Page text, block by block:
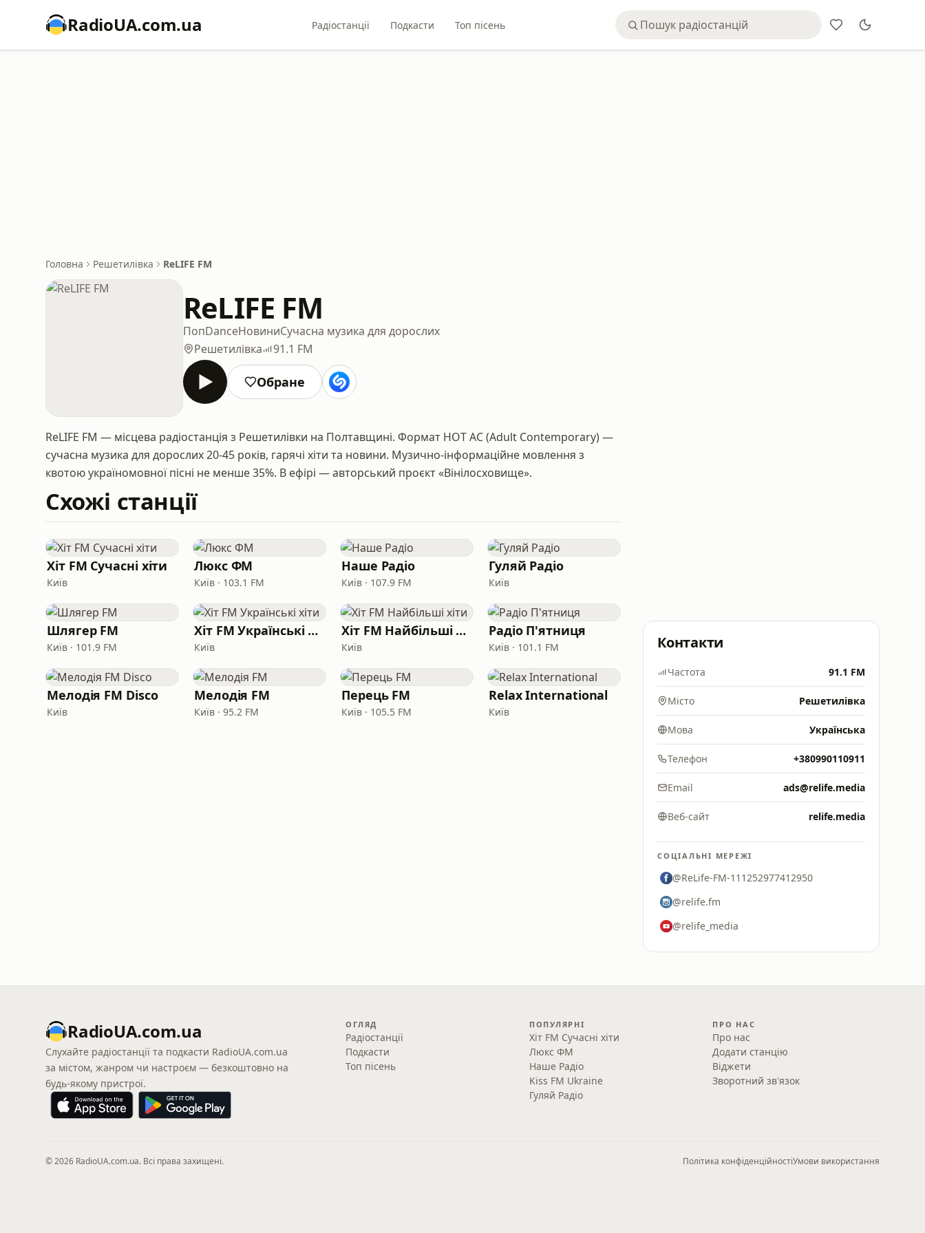
RadioUA.com.ua Радіостанції Подкасти Топ пісень
Головна Решетилівка ReLIFE FM
ReLIFE FM
ПопDanceНовиниСучасна музика для дорослих
Решетилівка
91.1 FM
Обране
ReLIFE FM — місцева радіостанція з Решетилівки на Полтавщині. Формат HOT AC (Adult Contemporary) —
сучасна музика для дорослих 20-45 років, гарячі хіти та новини. Музично-інформаційне мовлення з
квотою україномовної пісні не менше 35%. В ефірі — авторський проєкт «Вінілосховище».
Схожі станції
Хіт FM Сучасні хіти
Київ
Люкс ФМ
Київ · 103.1 FM
Наше Радіо
Київ · 107.9 FM
Гуляй Радіо
Київ
Шлягер FM
Київ · 101.9 FM
Хіт FM Українські хіти
Київ
Хіт FM Найбільші хіти
Київ
Радіо П'ятниця
Київ · 101.1 FM
Мелодія FM Disco
Київ
Мелодія FM
Київ · 95.2 FM
Перець FM
Київ · 105.5 FM
Relax International
Київ
Контакти
Частота 91.1 FM
Місто Решетилівка
Мова Українська
Телефон +380990110911
Email ads@relife.media
Веб-сайт relife.media
СОЦІАЛЬНІ МЕРЕЖІ
@ReLife-FM-111252977412950
@relife.fm
@relife_media
RadioUA.com.ua
Слухайте радіостанції та подкасти RadioUA.com.ua
за містом, жанром чи настроєм — безкоштовно на
будь-якому пристрої.
ОГЛЯД
Радіостанції
Подкасти
Топ пісень
ПОПУЛЯРНІ
Хіт FM Сучасні хіти
Люкс ФМ
Наше Радіо
Kiss FM Ukraine
Гуляй Радіо
ПРО НАС
Про нас
Додати станцію
Віджети
Зворотний зв'язок
© 2026 RadioUA.com.ua. Всі права захищені. Політика конфіденційностіУмови використання